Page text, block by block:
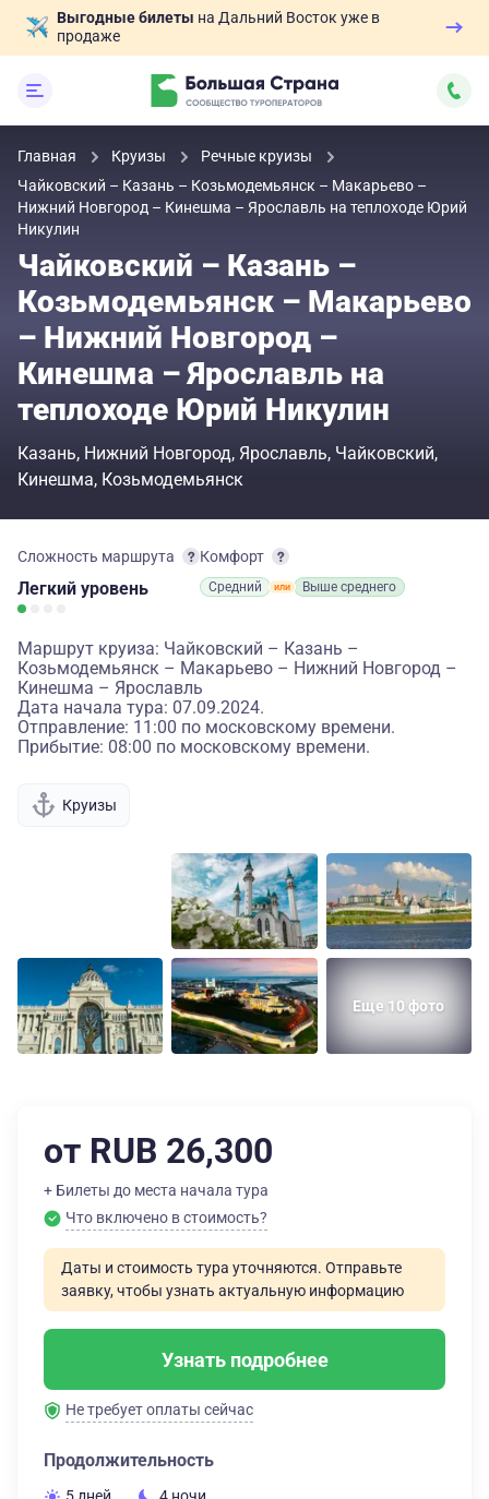
Выгодные билеты на Дальний Восток уже в
продаже
Главная Круизы
Речные круизы
Чайковский – Казань – Козьмодемьянск – Макарьево –
Нижний Новгород – Кинешма – Ярославль на теплоходе Юрий
Никулин
Чайковский – Казань –
Козьмодемьянск – Макарьево
– Нижний Новгород –
Кинешма – Ярославль на
теплоходе Юрий Никулин
Казань Нижний Новгород Ярославль Чайковский
Кинешма Козьмодемьянск
Сложность маршрута
Легкий уровень
Комфорт
Средний Выше среднего
Маршрут круиза: Чайковский – Казань –
Козьмодемьянск – Макарьево – Нижний Новгород –
Кинешма – Ярославль
Дата начала тура: 07.09.2024.
Отправление: 11:00 по московскому времени.
Прибытие: 08:00 по московскому времени.
Круизы
Еще 10 фото
от RUB 26,300
+ Билеты до места начала тура
Что включено в стоимость?
Даты и стоимость тура уточняются. Отправьте
заявку, чтобы узнать актуальную информацию
Узнать подробнее
Не требует оплаты сейчас
Продолжительность